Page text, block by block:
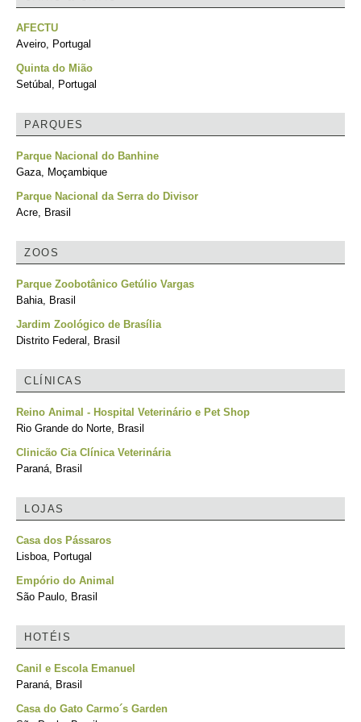
AFECTU
Aveiro, Portugal
Quinta do Mião
Setúbal, Portugal
PARQUES
Parque Nacional do Banhine
Gaza, Moçambique
Parque Nacional da Serra do Divisor
Acre, Brasil
ZOOS
Parque Zoobotânico Getúlio Vargas
Bahia, Brasil
Jardim Zoológico de Brasília
Distrito Federal, Brasil
CLÍNICAS
Reino Animal - Hospital Veterinário e Pet Shop
Rio Grande do Norte, Brasil
Clinicão Cia Clínica Veterinária
Paraná, Brasil
LOJAS
Casa dos Pássaros
Lisboa, Portugal
Empório do Animal
São Paulo, Brasil
HOTÉIS
Canil e Escola Emanuel
Paraná, Brasil
Casa do Gato Carmo´s Garden